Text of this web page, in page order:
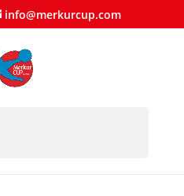
info@merkurcup.com